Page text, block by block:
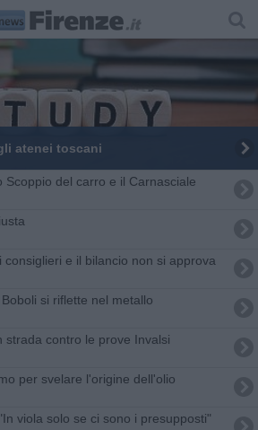
atenei toscani
Scoppio del carro e il Carnasciale
consiglieri e il bilancio non si approva
si riflette nel metallo
strada contro le prove Invalsi
per svelare l'origine dell'olio
viola solo se ci sono i presupposti"